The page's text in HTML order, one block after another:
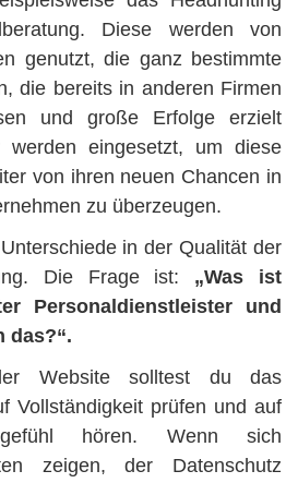
Diese werden von
genutzt, die ganz bestimmte
die bereits in anderen Firmen
und große Erfolge erzielt
werden eingesetzt, um diese
von ihren neuen Chancen in
zu überzeugen.
in der Qualität der
Die Frage ist: „Was ist
Personaldienstleister und
das?“.
Website solltest du das
Vollständigkeit prüfen und auf
hören. Wenn sich
zeigen, der Datenschutz